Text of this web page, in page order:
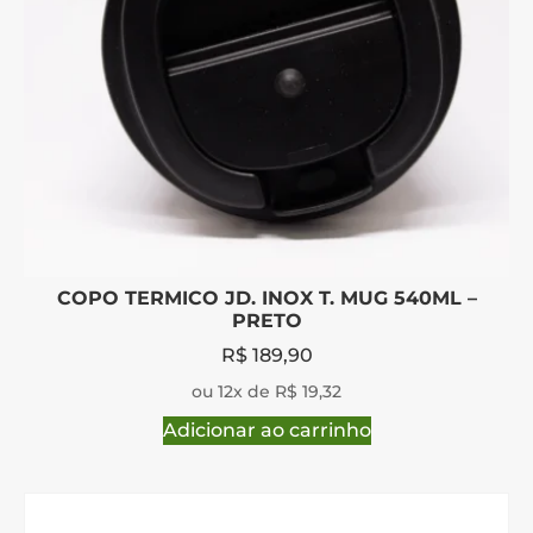
COPO TERMICO JD. INOX T. MUG 540ML –
PRETO
R$189,90
ou 12x de R$ 19,32
Adicionar ao carrinho